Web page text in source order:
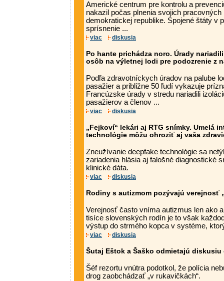
Americké centrum pre kontrolu a
nakazil počas plnenia svojich
demokratickej republike. Spojené štáty v
sprísnenie ...
viac diskusia
Po hante prichádza noro. Úrady
osôb na výletnej lodi pre podozrenie z
Podľa zdravotníckych úradov na palube
pasažier a približne 50 ľudí vykazuje
Francúzske úrady v stredu nariadili
pasažierov a členov ...
viac diskusia
„Fejkoví“ lekári aj RTG snímky. Umelá
technológie môžu ohroziť aj vaša
Zneužívanie deepfake technológie sa
zariadenia hlásia aj falošné diagnostické
klinické dáta.
viac diskusia
Rodiny s autizmom pozývajú verejnosť
Verejnosť často vníma autizmus len ako
tisíce slovenských rodín je to však
výstup do strmého kopca v systéme,
viac diskusia
Šutaj Eštok a Šaško odmietajú
Šéf rezortu vnútra podotkol, že polícia
drog zaobchádzať „v rukavičkách“.